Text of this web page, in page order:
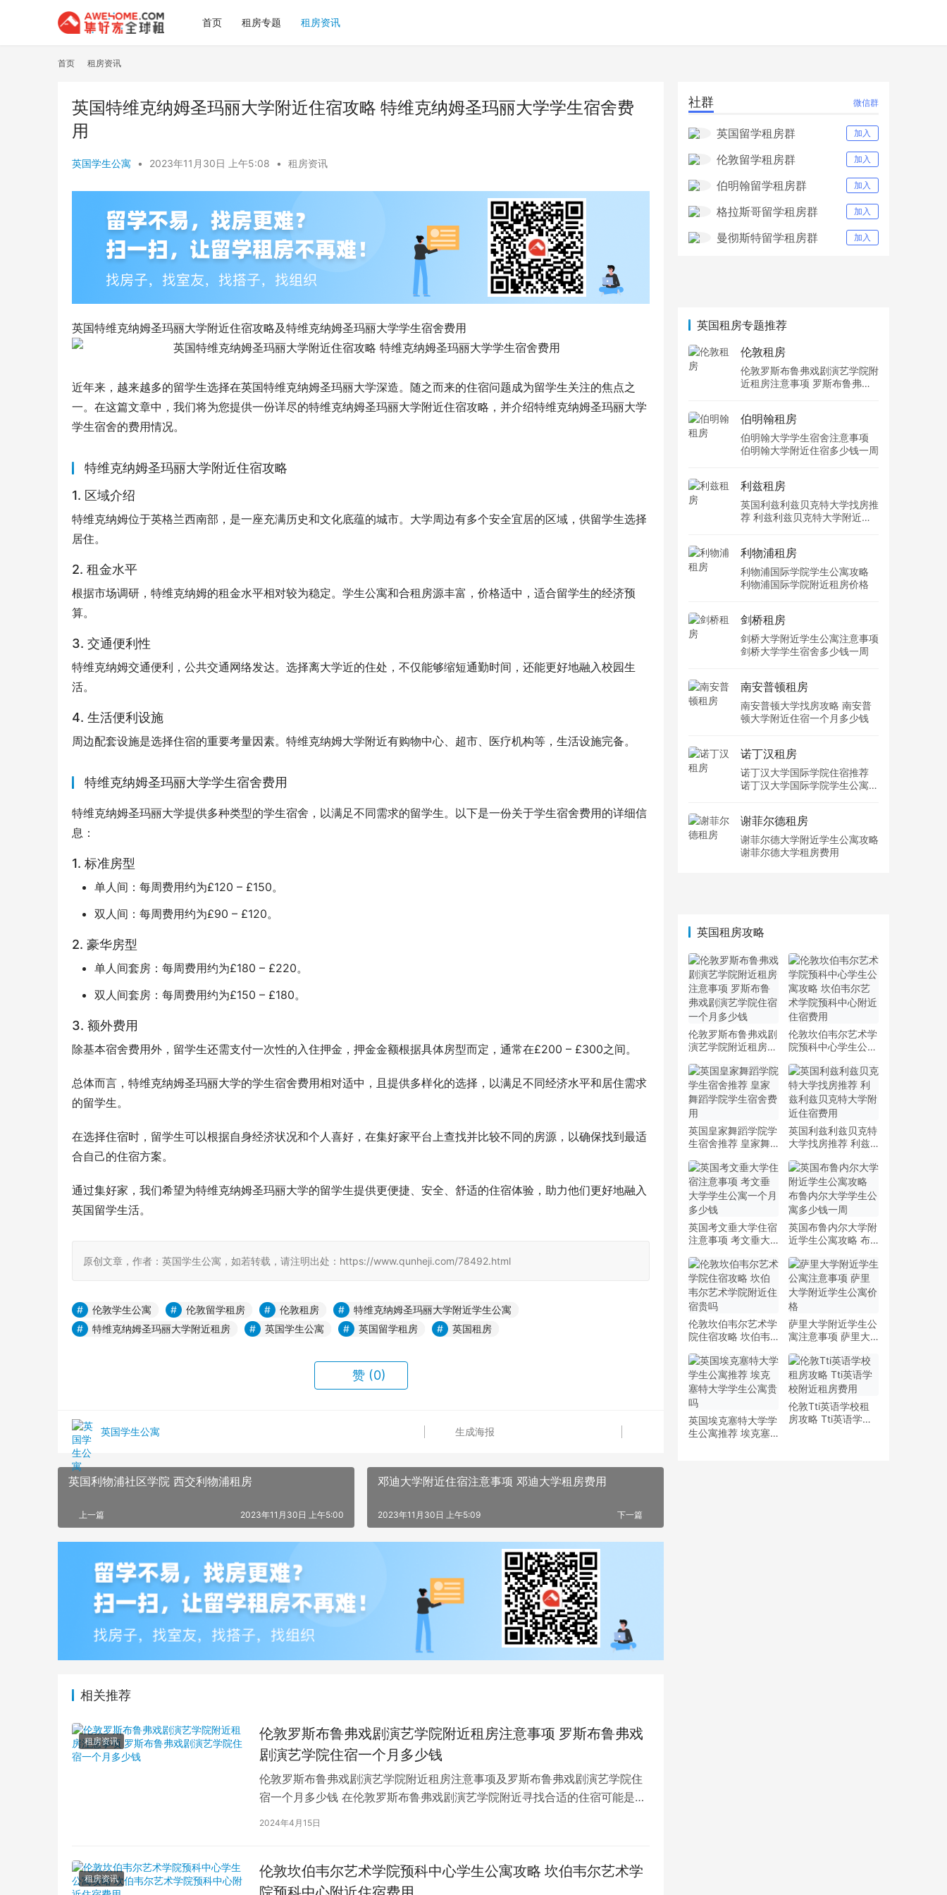
首页 租房专题 租房资讯
首页 租房资讯
英国特维克纳姆圣玛丽大学附近住宿攻略 特维克纳姆圣玛丽大学学生宿舍费
用
英国学生公寓 • 2023年11月30日 上午5:08 • 租房资讯
英国特维克纳姆圣玛丽大学附近住宿攻略及特维克纳姆圣玛丽大学学生宿舍费用
近年来，越来越多的留学生选择在英国特维克纳姆圣玛丽大学深造。随之而来的住宿问题成为留学生关注的焦点之
一。在这篇文章中，我们将为您提供一份详尽的特维克纳姆圣玛丽大学附近住宿攻略，并介绍特维克纳姆圣玛丽大学
学生宿舍的费用情况。
特维克纳姆圣玛丽大学附近住宿攻略
1. 区域介绍
特维克纳姆位于英格兰西南部，是一座充满历史和文化底蕴的城市。大学周边有多个安全宜居的区域，供留学生选择
居住。
2. 租金水平
根据市场调研，特维克纳姆的租金水平相对较为稳定。学生公寓和合租房源丰富，价格适中，适合留学生的经济预
算。
3. 交通便利性
特维克纳姆交通便利，公共交通网络发达。选择离大学近的住处，不仅能够缩短通勤时间，还能更好地融入校园生
活。
4. 生活便利设施
周边配套设施是选择住宿的重要考量因素。特维克纳姆大学附近有购物中心、超市、医疗机构等，生活设施完备。
特维克纳姆圣玛丽大学学生宿舍费用
特维克纳姆圣玛丽大学提供多种类型的学生宿舍，以满足不同需求的留学生。以下是一份关于学生宿舍费用的详细信
息：
1. 标准房型
单人间：每周费用约为£120 – £150。
双人间：每周费用约为£90 – £120。
2. 豪华房型
单人间套房：每周费用约为£180 – £220。
双人间套房：每周费用约为£150 – £180。
3. 额外费用
除基本宿舍费用外，留学生还需支付一次性的入住押金，押金金额根据具体房型而定，通常在£200 – £300之间。
总体而言，特维克纳姆圣玛丽大学的学生宿舍费用相对适中，且提供多样化的选择，以满足不同经济水平和居住需求
的留学生。
在选择住宿时，留学生可以根据自身经济状况和个人喜好，在集好家平台上查找并比较不同的房源，以确保找到最适
合自己的住宿方案。
通过集好家，我们希望为特维克纳姆圣玛丽大学的留学生提供更便捷、安全、舒适的住宿体验，助力他们更好地融入
英国留学生活。
原创文章，作者：英国学生公寓，如若转载，请注明出处：https://www.qunheji.com/78492.html
伦敦学生公寓 伦敦留学租房 伦敦租房
特维克纳姆圣玛丽大学附近学生公寓
特维克纳姆圣玛丽大学附近租房
英国学生公寓 英国留学租房 英国租房
赞 (0)
英国学生公寓 生成海报
英国利物浦社区学院 西交利物浦租房
上一篇 2023年11月30日 上午5:00
邓迪大学附近住宿注意事项 邓迪大学租房费用
下一篇
2023年11月30日 上午5:09
相关推荐
租房资讯
伦敦罗斯布鲁弗戏剧演艺学院附近租房注意事项 罗斯布鲁弗戏
剧演艺学院住宿一个月多少钱
伦敦罗斯布鲁弗戏剧演艺学院附近租房注意事项及罗斯布鲁弗戏剧演艺学院住
宿一个月多少钱 在伦敦罗斯布鲁弗戏剧演艺学院附近寻找合适的住宿可能是留
学生活中的一项关键任务。为了帮助您顺利完成…
2024年4月15日
租房资讯
伦敦坎伯韦尔艺术学院预科中心学生公寓攻略 坎伯韦尔艺术学
社群 微信群
英国留学租房群 加入
伦敦留学租房群 加入
伯明翰留学租房群 加入
格拉斯哥留学租房群 加入
曼彻斯特留学租房群 加入
英国租房专题推荐
伦敦租房
伦敦罗斯布鲁弗戏剧演艺学院附
近租房注意事项 罗斯布鲁弗戏
伯明翰租房
伯明翰大学学生宿舍注意事项
伯明翰大学附近住宿多少钱一周
利兹租房
英国利兹利兹贝克特大学找房推
荐 利兹利兹贝克特大学附近住
利物浦租房
利物浦国际学院学生公寓攻略
利物浦国际学院附近租房价格
剑桥租房
剑桥大学附近学生公寓注意事项
剑桥大学学生宿舍多少钱一周
南安普顿租房
南安普顿大学找房攻略 南安普
顿大学附近住宿一个月多少钱
诺丁汉租房
诺丁汉大学国际学院住宿推荐
诺丁汉大学国际学院学生公寓多
谢菲尔德租房
谢菲尔德大学附近学生公寓攻略
谢菲尔德大学租房费用
英国租房攻略
伦敦罗斯布鲁弗戏剧
演艺学院附近租房注
戏剧演艺学院住宿一
个月多少钱
伦敦坎伯韦尔艺术学
院预科中心学生公寓
学院预科中心附近住
宿费用
英国皇家舞蹈学院学
生宿舍推荐 皇家舞
英国利兹利兹贝克特
大学找房推荐 利兹
住宿费用
英国考文垂大学住宿
注意事项 考文垂大
少钱
英国布鲁内尔大学附
近学生公寓攻略 布
多少钱一周
伦敦坎伯韦尔艺术学
院住宿攻略 坎伯韦
贵吗
萨里大学附近学生公
寓注意事项 萨里大
英国埃克塞特大学学
生公寓推荐 埃克塞
伦敦Tti英语学校租
房攻略 Tti英语学校